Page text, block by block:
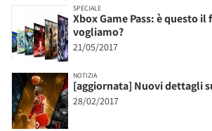
SPECIALE
Xbox Game Pass: è questo
vogliamo?
21/05/2017
NOTIZIA
[aggiornata] Nuovi dettagli
28/02/2017